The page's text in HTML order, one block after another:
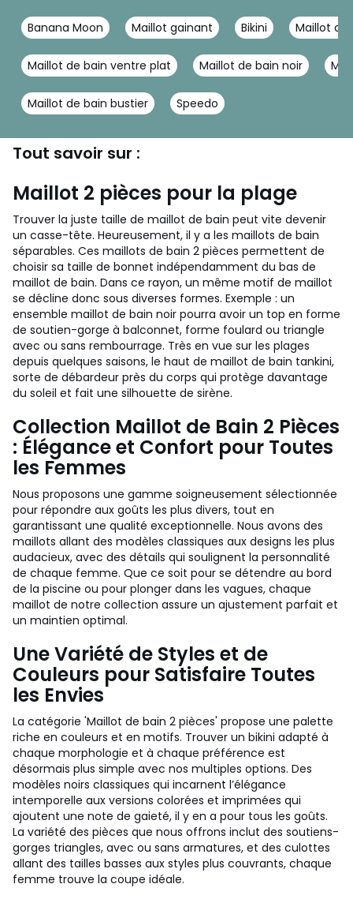
Banana Moon Maillot gainant Bikini Maillot de
Maillot de bain ventre plat Maillot de bain noir
Maillot de bain bustier Speedo
Tout savoir sur :
Maillot 2 pièces pour la plage
Trouver la juste taille de maillot de bain peut vite devenir
un casse-tête. Heureusement, il y a les maillots de bain
séparables. Ces maillots de bain 2 pièces permettent de
choisir sa taille de bonnet indépendamment du bas de
maillot de bain. Dans ce rayon, un même motif de maillot
se décline donc sous diverses formes. Exemple : un
ensemble maillot de bain noir pourra avoir un top en forme
de soutien-gorge à balconnet, forme foulard ou triangle
avec ou sans rembourrage. Très en vue sur les plages
depuis quelques saisons, le haut de maillot de bain tankini,
sorte de débardeur près du corps qui protège davantage
du soleil et fait une silhouette de sirène.
Collection Maillot de Bain 2 Pièces
: Élégance et Confort pour Toutes
les Femmes
Nous proposons une gamme soigneusement sélectionnée
pour répondre aux goûts les plus divers, tout en
garantissant une qualité exceptionnelle. Nous avons des
maillots allant des modèles classiques aux designs les plus
audacieux, avec des détails qui soulignent la personnalité
de chaque femme. Que ce soit pour se détendre au bord
de la piscine ou pour plonger dans les vagues, chaque
maillot de notre collection assure un ajustement parfait et
un maintien optimal.
Une Variété de Styles et de
Couleurs pour Satisfaire Toutes
les Envies
La catégorie 'Maillot de bain 2 pièces' propose une palette
riche en couleurs et en motifs. Trouver un bikini adapté à
chaque morphologie et à chaque préférence est
désormais plus simple avec nos multiples options. Des
modèles noirs classiques qui incarnent l’élégance
intemporelle aux versions colorées et imprimées qui
ajoutent une note de gaieté, il y en a pour tous les goûts.
La variété des pièces que nous offrons inclut des soutiens-
gorges triangles, avec ou sans armatures, et des culottes
allant des tailles basses aux styles plus couvrants, chaque
femme trouve la coupe idéale.